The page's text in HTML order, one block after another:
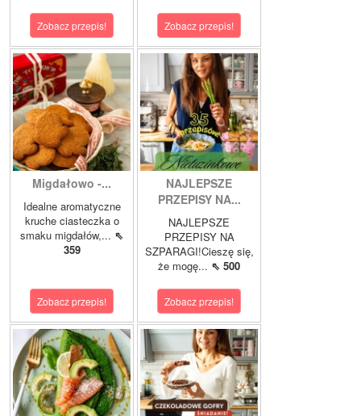
Zobacz przepis! Zobacz przepis!
Migdałowo -...
Idealne aromatyczne
kruche ciasteczka o
smaku migdałów,... ⇖
359
Zobacz przepis!
NAJLEPSZE
PRZEPISY NA...
NAJLEPSZE
PRZEPISY NA
SZPARAGI!Cieszę się,
że mogę... ⇖ 500
Zobacz przepis!